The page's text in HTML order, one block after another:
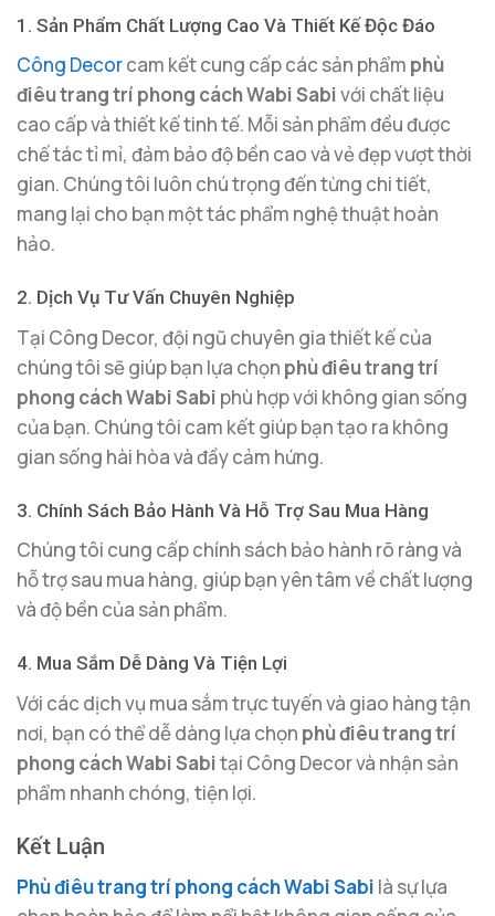
1. Sản Phẩm Chất Lượng Cao Và Thiết Kế Độc Đáo
Công Decorcam kết cung cấp các sản phẩm phù
điêu trang trí phong cách Wabi Sabivới chất liệu
cao cấp và thiết kế tinh tế. Mỗi sản phẩm đều được
chế tác tỉ mỉ, đảm bảo độ bền cao và vẻ đẹp vượt thời
gian. Chúng tôi luôn chú trọng đến từng chi tiết,
mang lại cho bạn một tác phẩm nghệ thuật hoàn
hảo.
2. Dịch Vụ Tư Vấn Chuyên Nghiệp
Tại Công Decor, đội ngũ chuyên gia thiết kế của
chúng tôi sẽ giúp bạn lựa chọn phù điêu trang trí
phong cách Wabi Sabi phù hợp với không gian sống
của bạn. Chúng tôi cam kết giúp bạn tạo ra không
gian sống hài hòa và đầy cảm hứng.
3. Chính Sách Bảo Hành Và Hỗ Trợ Sau Mua Hàng
Chúng tôi cung cấp chính sách bảo hành rõ ràng và
hỗ trợ sau mua hàng, giúp bạn yên tâm về chất lượng
và độ bền của sản phẩm.
4. Mua Sắm Dễ Dàng Và Tiện Lợi
Với các dịch vụ mua sắm trực tuyến và giao hàng tận
nơi, bạn có thể dễ dàng lựa chọn phù điêu trang trí
phong cách Wabi Sabitại Công Decor và nhận sản
phẩm nhanh chóng, tiện lợi.
Kết Luận
Phù điêu trang trí phong cách Wabi Sabi là sự lựa